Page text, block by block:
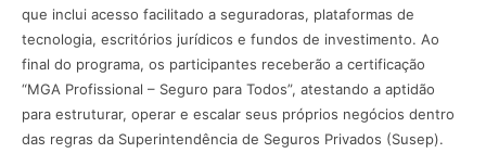
que inclui acesso facilitado a seguradoras, plataformas de
tecnologia, escritórios jurídicos e fundos de investimento. Ao
final do programa, os participantes receberão a certificação
“MGA Profissional – Seguro para Todos”, atestando a aptidão
para estruturar, operar e escalar seus próprios negócios dentro
das regras da Superintendência de Seguros Privados (Susep).